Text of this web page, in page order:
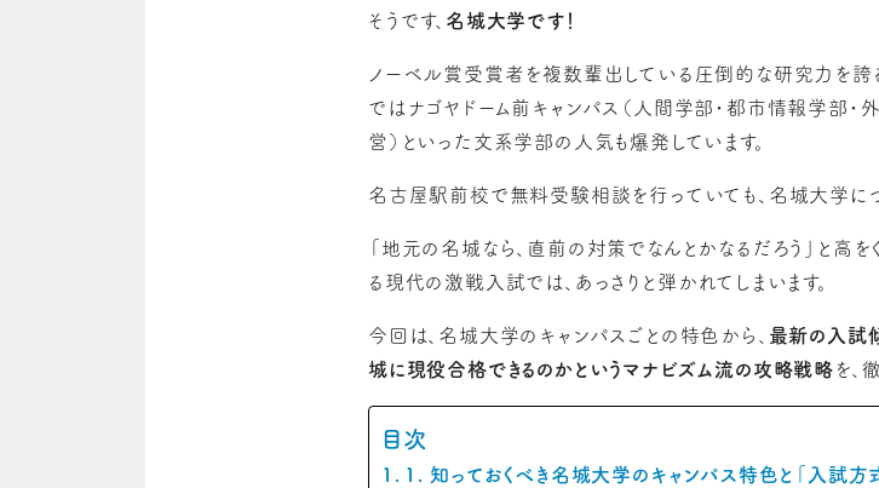
そうです、 名城大学です！
ノーベル賞受賞者を複数輩出している圧倒的な研究力を誇
ではナゴヤドーム前キャンパス（人間学部・都市情報学部・
営）といった文系学部の人気も爆発しています。
名古屋駅前校で無料受験相談を行っていても、名城大学に
「地元の名城なら、直前の対策でなんとかなるだろう」と高
る現代の激戦入試では、あっさりと弾かれてしまいます。
今回は、名城大学のキャンパスごとの特色から、 最新の入試
城に現役合格できるのかというマナビズム流の攻略戦略 を、
目次
1. 知っておくべき名城大学のキャンパス特色と「入試方